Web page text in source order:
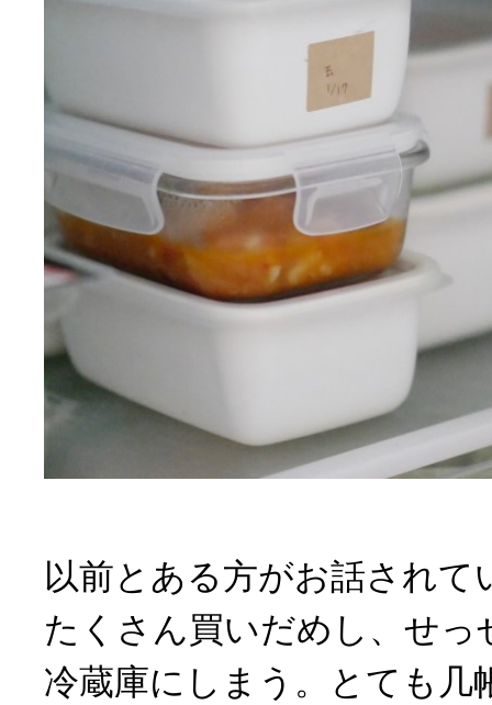
以前とある方がお話されて
たくさん買いだめし、せ
冷蔵庫にしまう。とても几